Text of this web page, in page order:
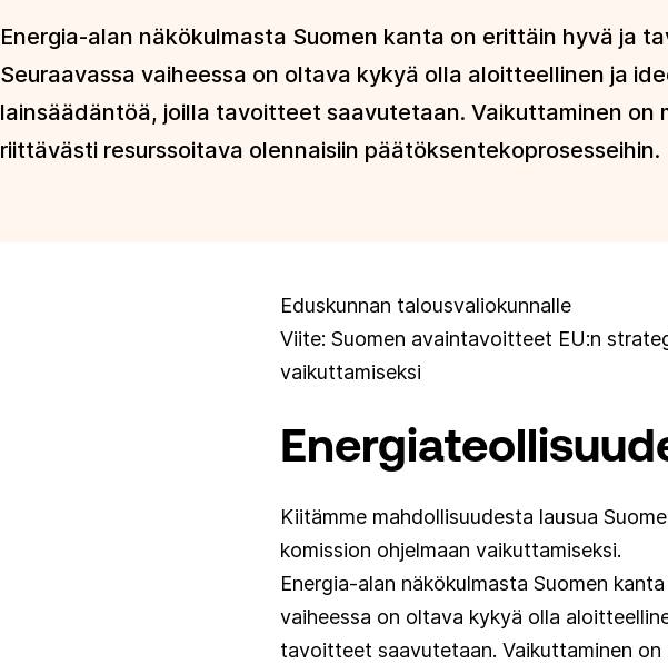
Energia-alan näkökulmasta Suomen kanta on erittäin hyvä ja
Seuraavassa vaiheessa on oltava kykyä olla aloitteellinen ja
lainsäädäntöä, joilla tavoitteet saavutetaan. Vaikuttaminen on
riittävästi resurssoitava olennaisiin päätöksentekoprosesseihin.
Eduskunnan talousvaliokunnalle
Viite: Suomen avaintavoitteet EU:n
vaikuttamiseksi
Kiitämme mahdollisuudesta lausua
komission ohjelmaan vaikuttamiseksi.
Energia-alan näkökulmasta Suomen
vaiheessa on oltava kykyä olla
tavoitteet saavutetaan. Vaikuttaminen